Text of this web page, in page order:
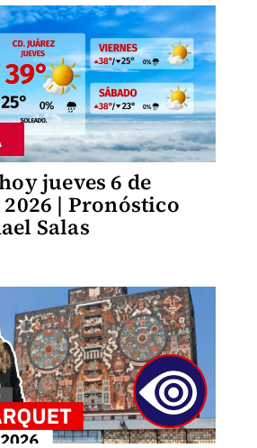
jueves 6 de
2026 | Pronóstico
Salas